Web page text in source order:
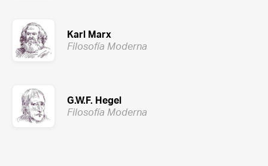
Karl Marx
Filosofía Moderna
G.W.F. Hegel
Filosofía Moderna